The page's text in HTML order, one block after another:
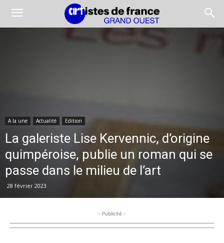
A la une Actualité Edition
La galeriste Lise Kervennic, d’origine
quimpéroise, publie un roman qui se
passe dans le milieu de l’art
28 février 2023
- Publicité -